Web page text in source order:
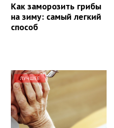
Как заморозить грибы
на зиму: самый легкий
способ
ЛУЧШЕЕ